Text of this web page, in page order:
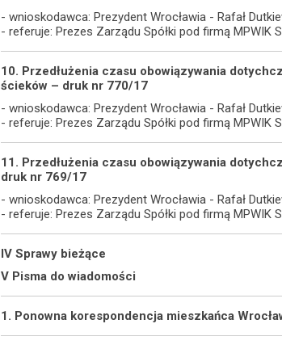
- wnioskodawca: Prezydent Wrocławia - Rafał
- referuje: Prezes Zarządu Spółki pod firmą MPWIK
10. Przedłużenia czasu obowiązywania
ścieków – druk nr 770/17
- wnioskodawca: Prezydent Wrocławia - Rafał
- referuje: Prezes Zarządu Spółki pod firmą MPWIK
11. Przedłużenia czasu obowiązywania
druk nr 769/17
- wnioskodawca: Prezydent Wrocławia - Rafał
- referuje: Prezes Zarządu Spółki pod firmą MPWIK
IV Sprawy bieżące
V Pisma do wiadomości
1. Ponowna korespondencja mieszkańca